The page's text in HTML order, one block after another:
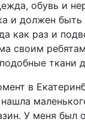
обувь и
и должен быть
как раз и
своим
подобные
в
нашла
У меня был